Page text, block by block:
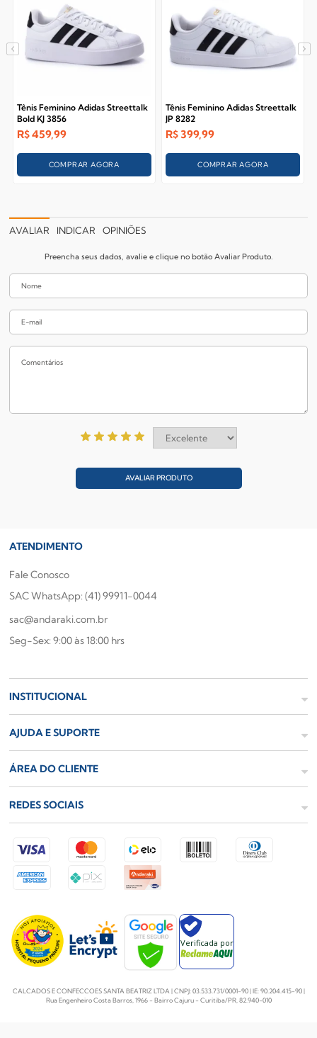
Tênis Feminino Adidas Streettalk
Bold KJ 3856
R$459,99
COMPRAR AGORA
Tênis Feminino Adidas Streettalk
JP 8282
R$ 399,99
COMPRAR AGORA
AVALIAR INDICAR OPINIÕES
Preencha seus dados, avalie e clique no botão Avaliar Produto.
AVALIAR PRODUTO
ATENDIMENTO
Fale Conosco
SAC WhatsApp: (41) 99911-0044
sac@andaraki.com.br
Seg-Sex: 9:00 às 18:00 hrs
INSTITUCIONAL
AJUDA E SUPORTE
ÁREA DO CLIENTE
REDES SOCIAIS
Verificada por
CALCADOS E CONFECCOES SANTA BEATRIZ LTDA | CNPJ: 03.533.731/0001-90 | IE: 90.204.415-90 |
Rua Engenheiro Costa Barros, 1966 - Bairro Cajuru - Curitiba/PR, 82.940-010